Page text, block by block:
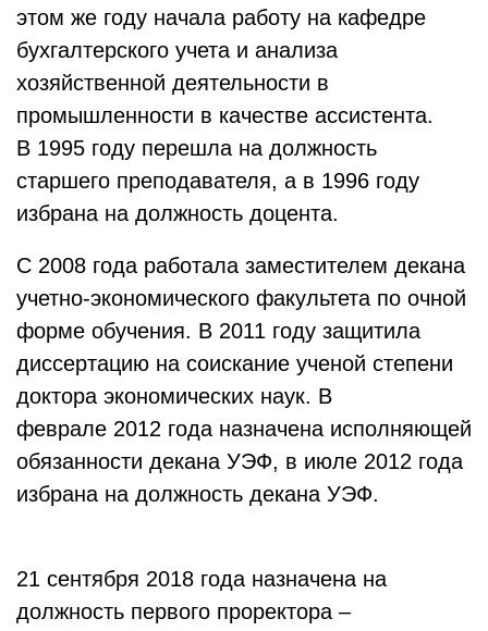
этом же году начала работу на кафедре
бухгалтерского учета и анализа
хозяйственной деятельности в
промышленности в качестве ассистента.
В 1995 году перешла на должность
старшего преподавателя, а в 1996 году
избрана на должность доцента.
С 2008 года работала заместителем декана
учетно-экономического факультета по очной
форме обучения. В 2011 году защитила
диссертацию на соискание ученой степени
доктора экономических наук. В
феврале 2012 года назначена исполняющей
обязанности декана УЭФ, в июле 2012 года
избрана на должность декана УЭФ.
21 сентября 2018 года назначена на
должность первого проректора –